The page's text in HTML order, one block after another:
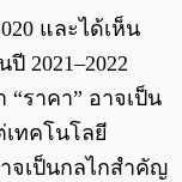
และได้เห็น
2021–2022
ราคา” อาจเป็น
ทคโนโลยี
จเป็นกลไกสำคัญ